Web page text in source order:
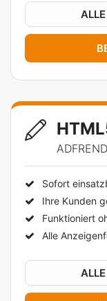
ADFREND
Sofort
Ihre Kunden
Funktioniert
Alle